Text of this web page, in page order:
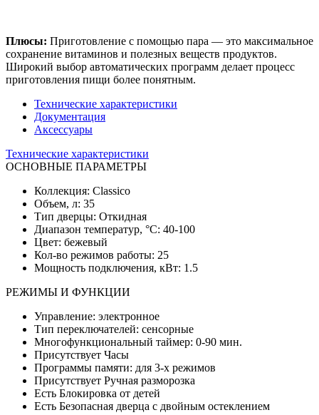
Плюсы: Приготовление с помощью пара — это максимальное
сохранение витаминов и полезных веществ продуктов.
Широкий выбор автоматических программ делает процесс
приготовления пищи более понятным.
Технические характеристики
Документация
Аксессуары
Технические характеристики
ОСНОВНЫЕ ПАРАМЕТРЫ
Коллекция: Сlassico
Объем, л: 35
Тип дверцы: Откидная
Диапазон температур, °C: 40-100
Цвет: бежевый
Кол-во режимов работы: 25
Мощность подключения, кВт: 1.5
РЕЖИМЫ И ФУНКЦИИ
Управление: электронное
Тип переключателей: сенсорные
Многофункциональный таймер: 0-90 мин.
Присутствует Часы
Программы памяти: для 3-х режимов
Присутствует Ручная разморозка
Есть Блокировка от детей
Есть Безопасная дверца с двойным остеклением